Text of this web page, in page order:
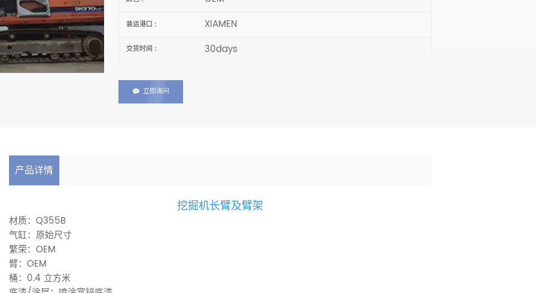
装运港口 : XIAMEN
交货时间 : 30days
立即询问
产品详情
挖掘机长臂及臂架
材质：Q355B
气缸：原始尺寸
繁荣：OEM
臂：OEM
桶：0.4 立方米